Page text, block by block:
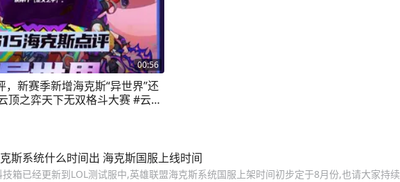
00:56
，新赛季新增海克斯“异世界”还
顶之弈天下无双格斗大赛 #云顶
#金铲铲之战S15
斯系统什么时间出 海克斯国服上线时间
箱已经更新到LOL测试服中,英雄联盟海克斯系统国服上架时间初步定于8月份,也请大家持续